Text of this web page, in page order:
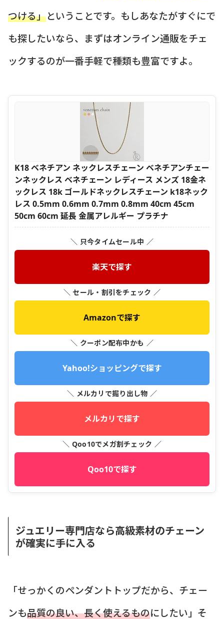
つける」ということです。もしあなたがすぐにで
も探したいなら、まずはオンライン通販をチェ
ックするのが一番手軽で種類も豊富ですよ。
K18 ベネチアン ネックレスチェーン ベネチアンチェー
ンネックレス ベネチェーン レディース メンズ 18金ネ
ックレス 18k ゴールドネックレスチェーン k18ネック
レス 0.5mm 0.6mm 0.7mm 0.8mm 40cm 45cm
50cm 60cm 延長 金属アレルギー プラチナ
＼ 只今タイムセール中 ／
楽天で探す
＼ セール・割引をチェック ／
Amazonで探す
＼ クーポン配布中かも ／
Yahoo!ショッピングで探す
＼ メルカリで掘り出し物 ／
メルカリで探す
＼ Qoo10でメガ割チェック ／
Qoo10で探す
ジュエリー専門店なら高級素材のチェーン
が確実に手に入る
「せっかくのペンダントトップだから、チェー
ンも品質の良い、長く使えるものにしたい」そ